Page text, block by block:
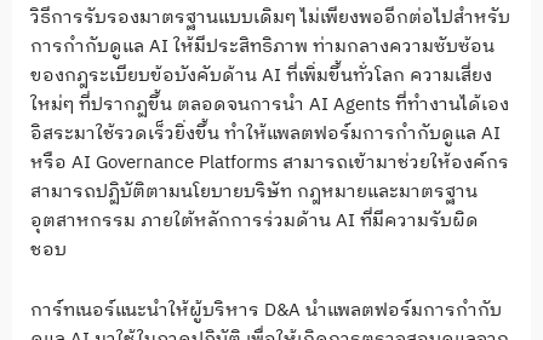
วิธีการรับรองมาตรฐานแบบเดิมๆ ไม่เพียงพออีกต่อไปสำหรับ
การกำกับดูแล AI ให้มีประสิทธิภาพ ท่ามกลางความซับซ้อน
ของกฎระเบียบข้อบังคับด้าน AI ที่เพิ่มขึ้นทั่วโลก ความเสี่ยง
ใหม่ๆ ที่ปรากฏขึ้น ตลอดจนการนำ AI Agents ที่ทำงานได้เอง
อิสระมาใช้รวดเร็วยิ่งขึ้น ทำให้แพลตฟอร์มการกำกับดูแล AI
หรือ AI Governance Platforms สามารถเข้ามาช่วยให้องค์กร
สามารถปฏิบัติตามนโยบายบริษัท กฎหมายและมาตรฐาน
อุตสาหกรรม ภายใต้หลักการร่วมด้าน AI ที่มีความรับผิด
ชอบ
การ์ทเนอร์แนะนำให้ผู้บริหาร D&A นำแพลตฟอร์มการกำกับ